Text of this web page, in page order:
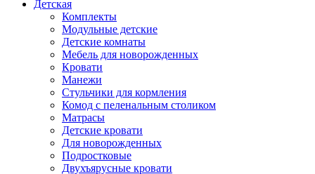
Детская
Комплекты
Модульные детские
Детские комнаты
Мебель для новорожденных
Кровати
Манежи
Стульчики для кормления
Комод с пеленальным столиком
Матрасы
Детские кровати
Для новорожденных
Подростковые
Двухъярусные кровати